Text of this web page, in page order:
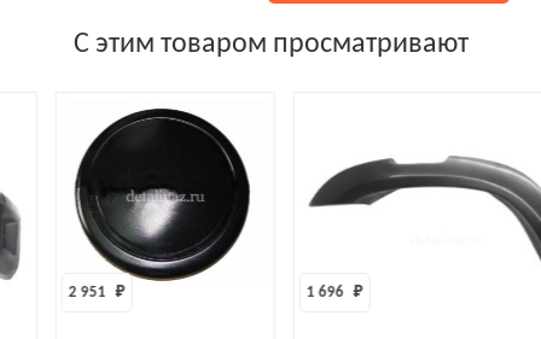
С этим товаром просматривают
2 951 ₽ 1 696 ₽